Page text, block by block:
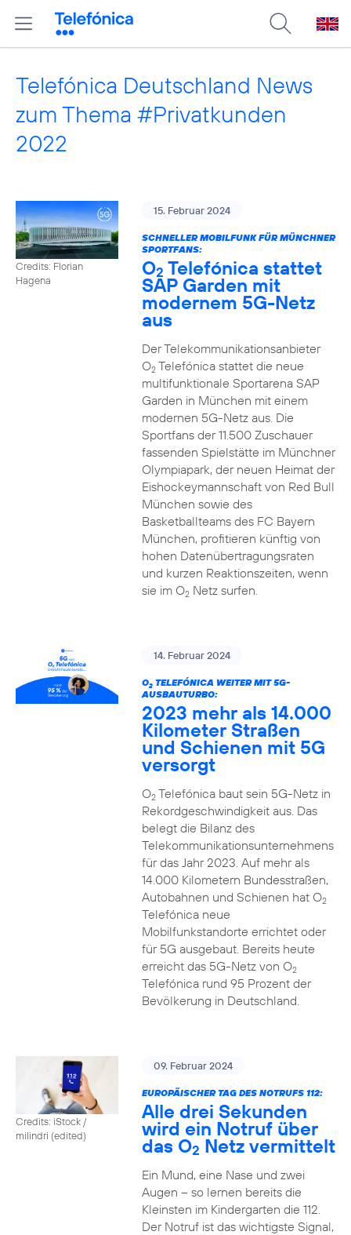
Telefónica Deutschland News
zum Thema #Privatkunden
2022
Credits: Florian
Hagena
15. Februar 2024
SCHNELLER MOBILFUNK FÜR MÜNCHNER
SPORTFANS:
O2 Telefónica stattet
SAP Garden mit
modernem 5G-Netz
aus
Der Telekommunikationsanbieter
O2Telefónica stattet die neue
multifunktionale Sportarena SAP
Garden in München mit einem
modernen 5G-Netz aus. Die
Sportfans der 11.500 Zuschauer
fassenden Spielstätte im Münchner
Olympiapark, der neuen Heimat der
Eishockeymannschaft von Red Bull
München sowie des
Basketballteams des FC Bayern
München, profitieren künftig von
hohen Datenübertragungsraten
und kurzen Reaktionszeiten, wenn
sie im O2Netz surfen.
14. Februar 2024
O2TELEFÓNICA WEITER MIT 5G-
AUSBAUTURBO:
2023 mehr als 14.000
Kilometer Straßen
und Schienen mit 5G
versorgt
O2Telefónica baut sein 5G-Netz in
Rekordgeschwindigkeit aus. Das
belegt die Bilanz des
Telekommunikationsunternehmens
für das Jahr 2023. Auf mehr als
14.000 Kilometern Bundesstraßen,
Autobahnen und Schienen hat O2
Telefónica neue
Mobilfunkstandorte errichtet oder
für 5G ausgebaut. Bereits heute
erreicht das 5G-Netz von O2
Telefónica rund 95 Prozent der
Bevölkerung in Deutschland.
Credits: iStock /
milindri (edited)
09. Februar 2024
EUROPÄISCHER TAG DES NOTRUFS 112:
Alle drei Sekunden
wird ein Notruf über
das O2 Netz vermittelt
Ein Mund, eine Nase und zwei
Augen – so lernen bereits die
Kleinsten im Kindergarten die 112.
Der Notruf ist das wichtigste Signal,